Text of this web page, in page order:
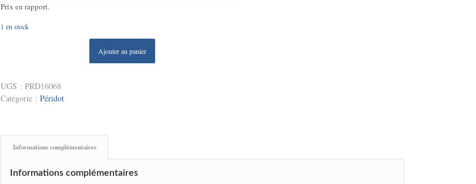
Prix en rapport.
1 en stock
Ajouter au panier
UGS : PRD16068
Catégorie : Péridot
Informations complémentaires
Informations complémentaires